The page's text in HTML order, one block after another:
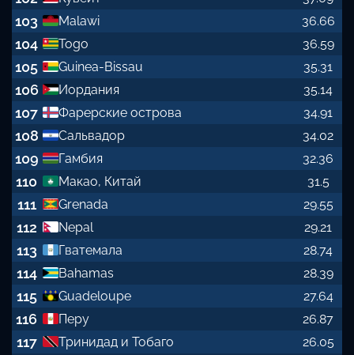
103 Malawi 36.66
104 Togo 36.59
105 Guinea-Bissau 35.31
106 Иордания 35.14
107 Фарерские острова 34.91
108 Сальвадор 34.02
109 Гамбия 32.36
110 Макао, Китай 31.5
111 Grenada 29.55
112 Nepal 29.21
113 Гватемала 28.74
114 Bahamas 28.39
115 Guadeloupe 27.64
116 Перу 26.87
117 Тринидад и Тобаго 26.05